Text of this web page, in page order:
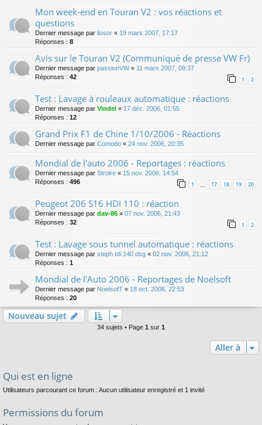
Mon week-end en Touran V2 : vos réactions et
questions
Dernier message par liosor « 19 mars 2007, 17:17
Réponses : 8
Avis sur le Touran V2 (Communiqué de presse VW Fr)
Dernier message par passionVW« 11 mars 2007, 09:37
Réponses : 42 1 2
Test : Lavage à rouleaux automatique : réactions
Dernier message par Vindel « 17 déc. 2006, 01:55
Réponses : 12
Grand Prix F1 de Chine 1/10/2006 - Réactions
Dernier message par Comodo « 24 nov. 2006, 20:35
Mondial de l'auto 2006 - Reportages : réactions
Dernier message par Stroke « 15 nov. 2006, 14:54
Réponses : 496 1 … 17 18 19 20
Peugeot 206 S16 HDI 110 : réaction
Dernier message par dav-86 « 07 nov. 2006, 21:43
Réponses : 32 1 2
Test : Lavage sous tunnel automatique : réactions
Dernier message par steph tdi 140 dsg « 02 nov. 2006, 21:12
Réponses : 1
Mondial de l'Auto 2006 - Reportages de Noëlsoft
Dernier message par NoelsofT « 18 oct. 2006, 22:53
Réponses : 20
Nouveau sujet
34 sujets • Page 1 sur 1
Aller à
Qui est en ligne
Utilisateurs parcourant ce forum : Aucun utilisateur enregistré et 1 invité
Permissions du forum